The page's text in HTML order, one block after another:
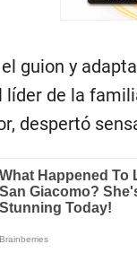
guion y
líder de la
despertó